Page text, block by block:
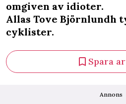
omgiven av idioter.
Allas Tove Björnlundh
cyklister.
Spara
Annons